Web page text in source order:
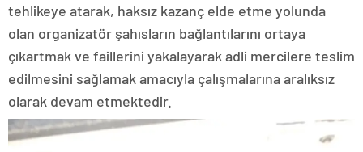
tehlikeye atarak, haksız kazanç elde etme yolunda
olan organizatör şahısların bağlantılarını ortaya
çıkartmak ve faillerini yakalayarak adli mercilere teslim
edilmesini sağlamak amacıyla çalışmalarına aralıksız
olarak devam etmektedir.